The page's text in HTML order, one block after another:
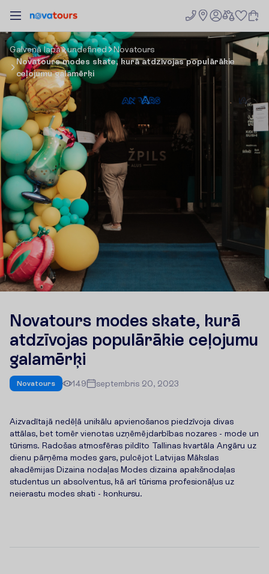
Galvenā lapa undefined
Novatours
Novatours modes skate, kurā atdzīvojas populārākie
ceļojumu galamērķi
Novatours modes skate, kurā
atdzīvojas populārākie ceļojumu
galamērķi
Novatours 149 septembris 20, 2023
Aizvadītajā nedēļā unikālu apvienošanos piedzīvoja divas
attālas, bet tomēr vienotas uzņēmējdarbības nozares - mode un
tūrisms. Radošas atmosfēras pildīto Tallinas kvartāla Angāru uz
dienu pārņēma modes gars, pulcējot Latvijas Mākslas
akadēmijas Dizaina nodaļas Modes dizaina apakšnodaļas
studentus un absolventus, kā arī tūrisma profesionāļus uz
neierastu modes skati - konkursu.